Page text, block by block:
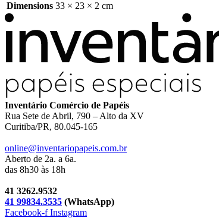
Dimensions 33 × 23 × 2 cm
Inventário Comércio de Papéis
Rua Sete de Abril, 790 – Alto da XV
Curitiba/PR, 80.045-165
online@inventariopapeis.com.br
Aberto de 2a. a 6a.
das 8h30 às 18h
41 3262.9532
41 99834.3535 (WhatsApp)
Facebook-f Instagram